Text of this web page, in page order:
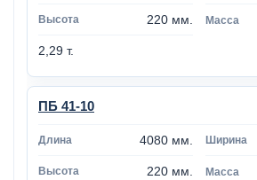
220 мм.
2,29 т.
ПБ 41-10
4080 мм.
220 мм.